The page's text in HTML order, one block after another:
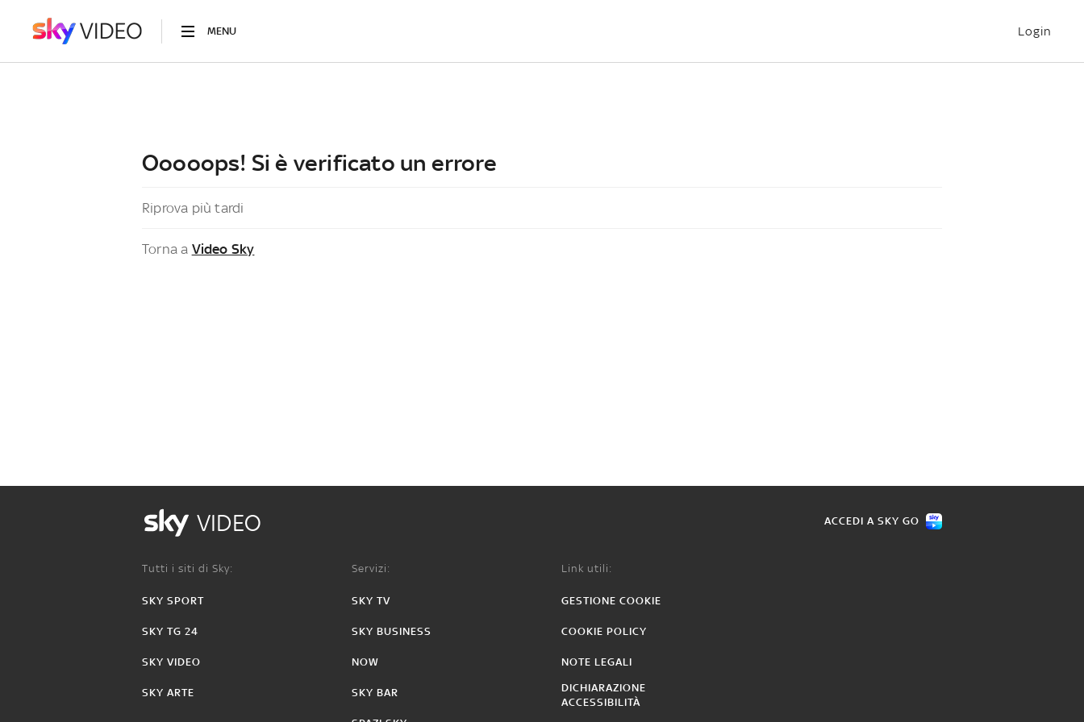
MENU Login
Ooooops! Si è verificato un errore
Riprova più tardi
Torna a Video Sky
VIDEO ACCEDI A SKY GO
Tutti i siti di Sky:
SKY SPORT
SKY TG 24
SKY VIDEO
SKY ARTE
Servizi:
SKY TV
SKY BUSINESS
NOW
SKY BAR
Link utili:
GESTIONE COOKIE
COOKIE POLICY
NOTE LEGALI
DICHIARAZIONE
ACCESSIBILITÀ